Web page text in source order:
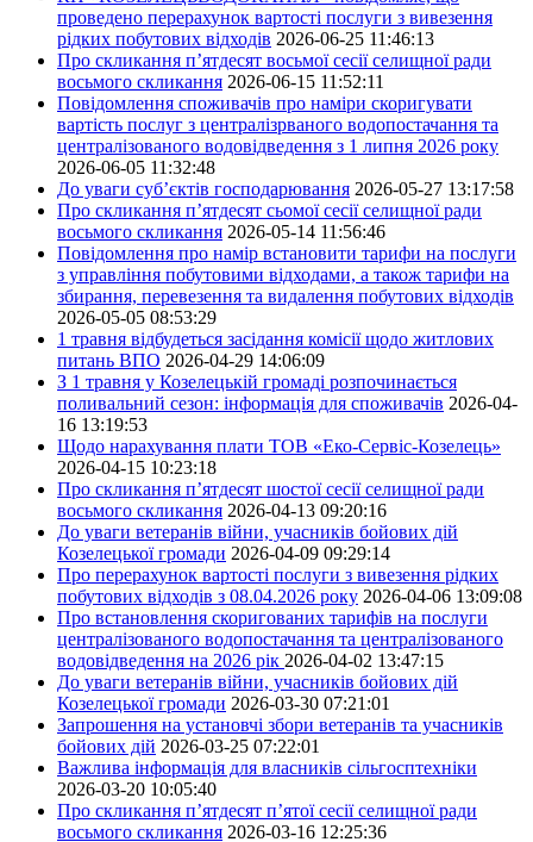
проведено перерахунок вартості послуги з вивезення
рідких побутових відходів 2026-06-25 11:46:13
Про скликання п’ятдесят восьмої сесії селищної ради
восьмого скликання 2026-06-15 11:52:11
Повідомлення споживачів про наміри скоригувати
вартість послуг з централізрваного водопостачання та
централізованого водовідведення з 1 липня 2026 року
2026-06-05 11:32:48
До уваги суб’єктів господарювання 2026-05-27 13:17:58
Про скликання п’ятдесят сьомої сесії селищної ради
восьмого скликання 2026-05-14 11:56:46
Повідомлення про намір встановити тарифи на послуги
з управління побутовими відходами, а також тарифи на
збирання, перевезення та видалення побутових відходів
2026-05-05 08:53:29
1 травня відбудеться засідання комісії щодо житлових
питань ВПО 2026-04-29 14:06:09
З 1 травня у Козелецькій громаді розпочинається
поливальний сезон: інформація для споживачів 2026-04-
16 13:19:53
Щодо нарахування плати ТОВ «Еко-Сервіс-Козелець»
2026-04-15 10:23:18
Про скликання п’ятдесят шостої сесії селищної ради
восьмого скликання 2026-04-13 09:20:16
До уваги ветеранів війни, учасників бойових дій
Козелецької громади 2026-04-09 09:29:14
Про перерахунок вартості послуги з вивезення рідких
побутових відходів з 08.04.2026 року 2026-04-06 13:09:08
Про встановлення скоригованих тарифів на послуги
централізованого водопостачання та централізованого
водовідведення на 2026 рік 2026-04-02 13:47:15
До уваги ветеранів війни, учасників бойових дій
Козелецької громади 2026-03-30 07:21:01
Запрошення на установчі збори ветеранів та учасників
бойових дій 2026-03-25 07:22:01
Важлива інформація для власників сільгосптехніки
2026-03-20 10:05:40
Про скликання п’ятдесят п’ятої сесії селищної ради
восьмого скликання 2026-03-16 12:25:36